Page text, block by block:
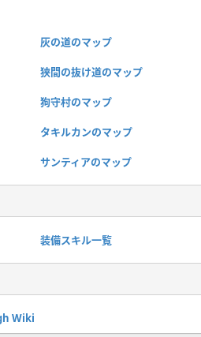
灰の道のマップ
狭間の抜け道のマップ
狗守村のマップ
タキルカンのマップ
サンティアのマップ
装備スキル一覧
Wiki